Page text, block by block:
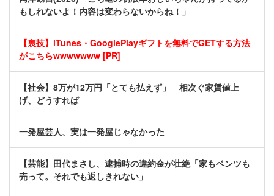
もしれないよ！内容は変わらないからね！」
【裏技】iTunes・GooglePlayギフトを無料でGETする方法
がこちらwwwwwww [PR]
【社会】8万が12万円「とても払えず」 相次ぐ家賃値上
げ、どうすれば
一発屋芸人、実は一発屋じゃなかった
【芸能】田代まさし、逮捕時の違約金が壮絶「家もベンツも
売って。それでも返しきれない」